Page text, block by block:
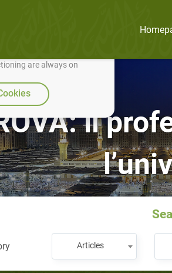
can continually improve it.
are always on
il
Articles